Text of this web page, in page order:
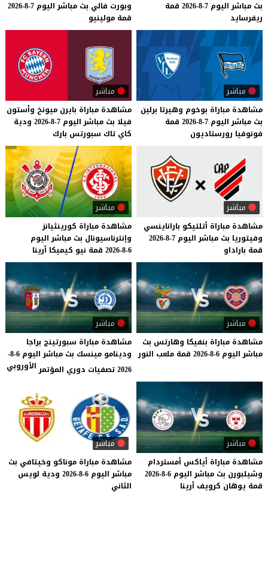
بث مباشر اليوم 7-8-2026
قمة
ريفرسايد
وبورت فالي بث مباشر اليوم 7-8-2026
قمة مولينيو
مباشر
مشاهدة مباراة بوخوم وهيرتا برلين
بث مباشر اليوم 7-8-2026
قمة
فونوفيا رورستاديون
مباشر
مشاهدة مباراة بايرن ميونخ وأستون
فيلا بث مباشر اليوم 7-8-2026
ودية
كاي تاك سبورتس بارك
مباشر
مشاهدة مباراة أتلتيكو باراناينسي
وفيتوريا بث مباشر اليوم 7-8-2026
قمة باراداو
مباشر
مشاهدة مباراة كورينثيانز
وإنترناسيونال بث مباشر اليوم
6-8-2026
قمة نيو كيميكا أرينا
مباشر
مشاهدة مباراة بنفيكا وهارتس بث
مباشر اليوم 6-8-2026 قمة ملعب النور
مباشر
مشاهدة مباراة سبورتينج براجا
ودينامو مينسك بث مباشر اليوم 6-8-
2026 تصفيات دوري المؤتمر
الأوروبي
مباشر
مشاهدة مباراة أياكس أمستردام
وشيلبورن بث مباشر اليوم 6-8-2026
قمة يوهان كرويف أرينا
مباشر
مشاهدة مباراة موناكو وخيتافي بث
مباشر اليوم 6-8-2026 ودية لويس
الثاني